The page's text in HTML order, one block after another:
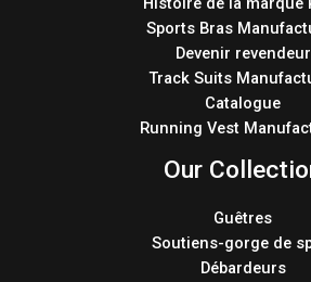
Sports Bras
Devenir revendeur
Track Suits
Catalogue
Running Vest
Our
Guêtres
Soutiens-gorge de
Débardeurs